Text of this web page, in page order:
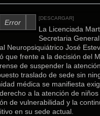
Error
[DESCARGAR]
La Licenciada
Secretaria
Neuropsiquiátrico José
que frente a la decisión del
de suspender la
traslado de sede sin
médica se manifiesta
a la atención de
de vulnerabilidad y la
en su sede actual.